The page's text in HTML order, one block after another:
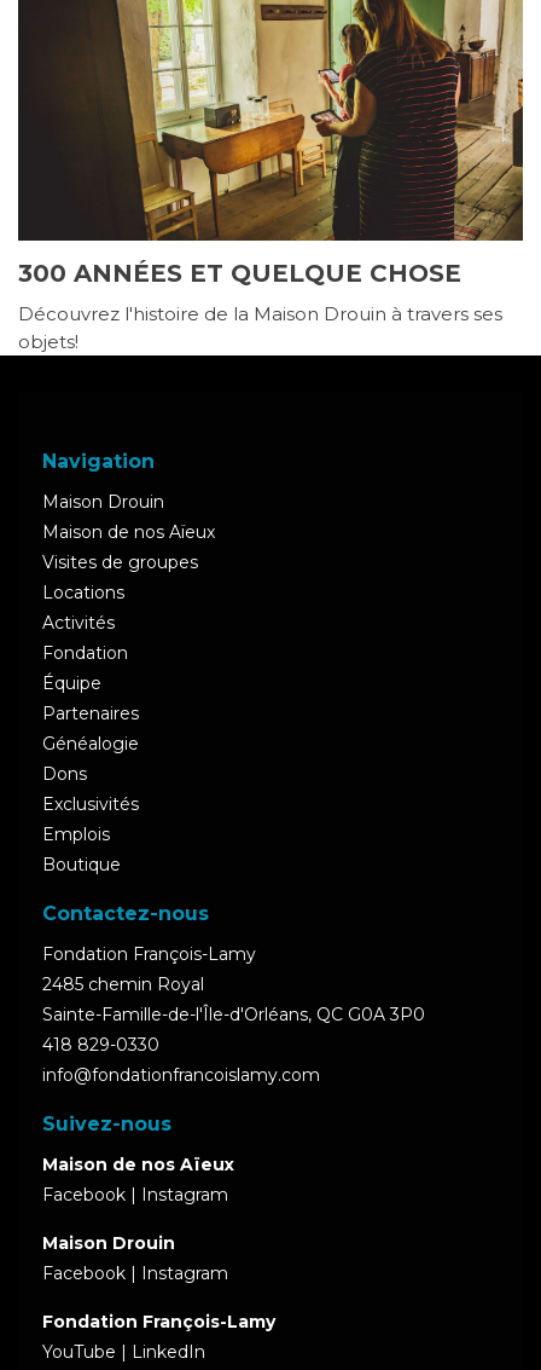
300 ANNÉES ET QUELQUE CHOSE
Découvrez l'histoire de la Maison Drouin à travers ses
objets!